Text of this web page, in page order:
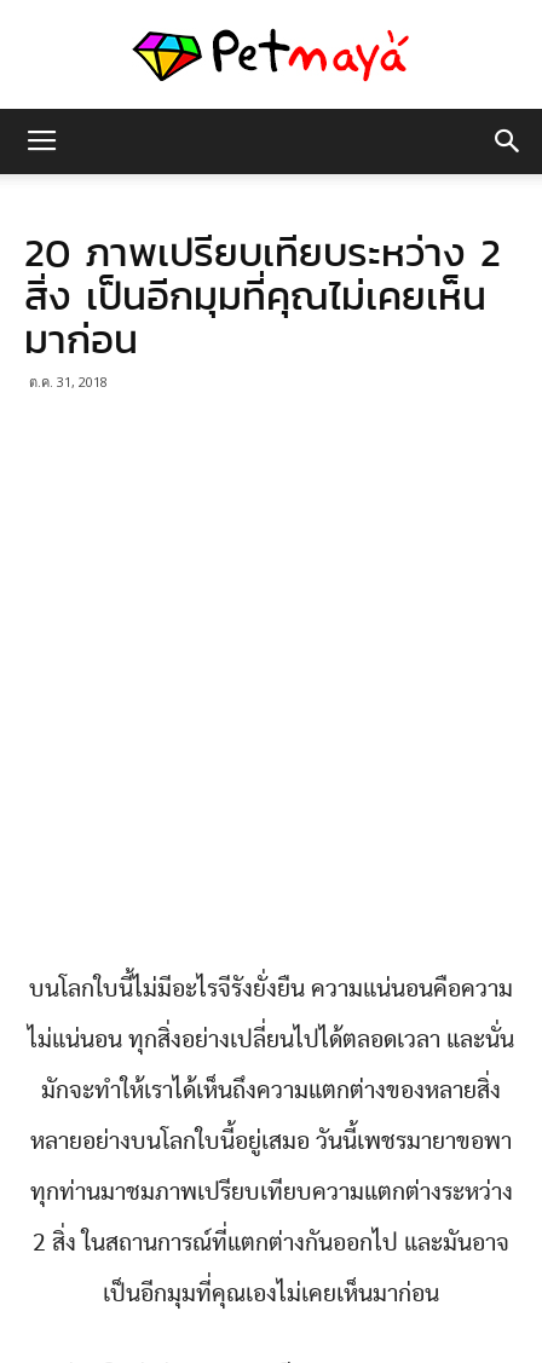
มายา
20 ภาพเปรียบเทียบระหว่าง 2
สิ่ง เป็นอีกมุมที่คุณไม่เคยเห็น
มาก่อน
ต.ค. 31, 2018
บนโลกใบนี้ไม่มีอะไรจีรังยั่งยืน ความแน่นอนคือความ
ไม่แน่นอน ทุกสิ่งอย่างเปลี่ยนไปได้ตลอดเวลา และนั่น
มักจะทำให้เราได้เห็นถึงความแตกต่างของหลายสิ่ง
หลายอย่างบนโลกใบนี้อยู่เสมอ วันนี้เพชรมายาขอพา
ทุกท่านมาชมภาพเปรียบเทียบความแตกต่างระหว่าง
2 สิ่ง ในสถานการณ์ที่แตกต่างกันออกไป และมันอาจ
เป็นอีกมุมที่คุณเองไม่เคยเห็นมาก่อน